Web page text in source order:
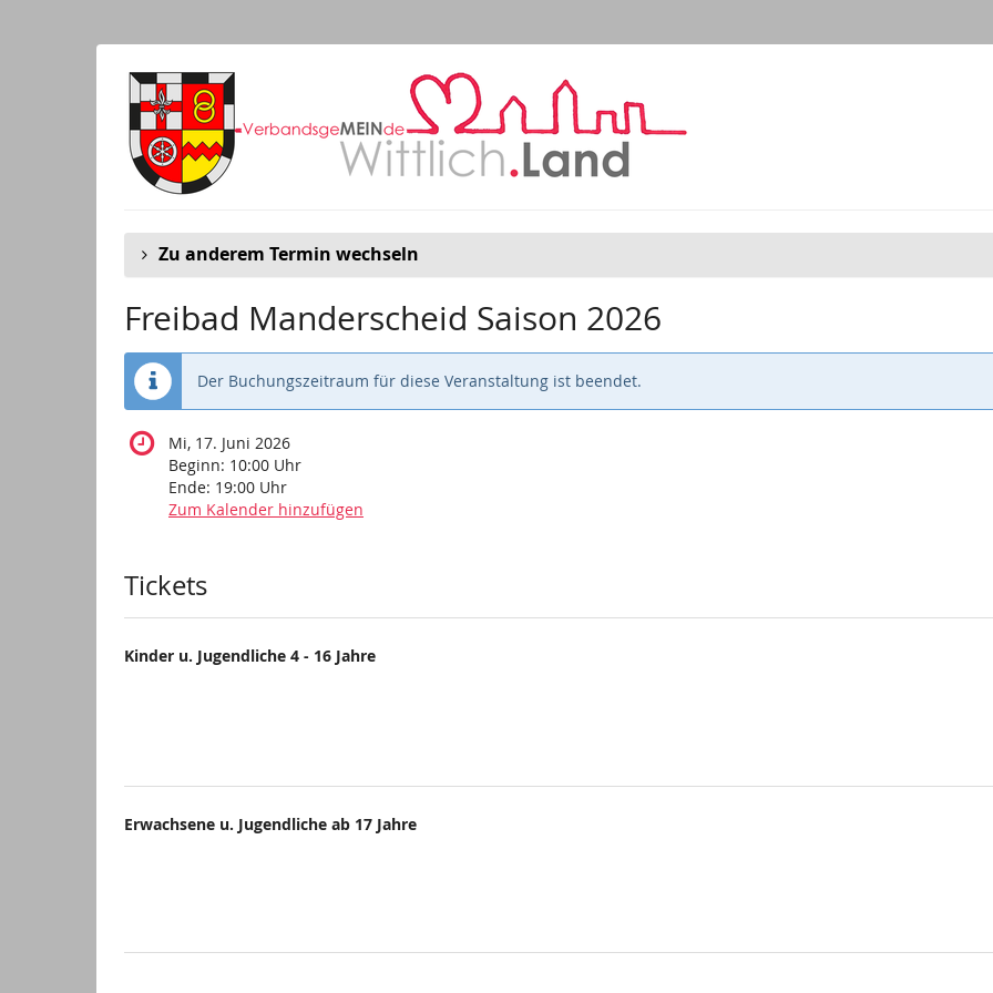
Zu anderem Termin wechseln
Freibad Manderscheid Saison 2026
Der Buchungszeitraum für diese Veranstaltung ist beendet.
Mi, 17. Juni 2026
Beginn: 10:00 Uhr
Ende: 19:00 Uhr
Zum Kalender hinzufügen
Produkte
Tickets
Kinder u. Jugendliche 4 - 16 Jahre
Erwachsene u. Jugendliche ab 17 Jahre